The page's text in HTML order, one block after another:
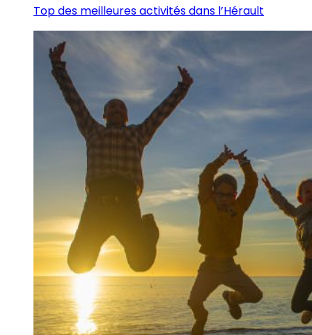
Top des meilleures activités dans l’Hérault